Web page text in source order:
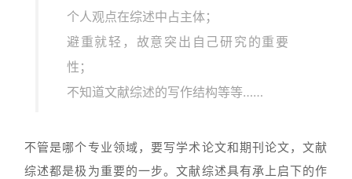
个人观点在综述中占主体；
避重就轻，故意突出自己研究的重要
性；
不知道文献综述的写作结构等等……
不管是哪个专业领域，要写学术论文和期刊论文，文献
综述都是极为重要的一步。文献综述具有承上启下的作